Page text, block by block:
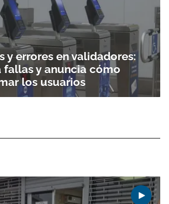
a nuestro boletín.
y errores en validadores:
fallas y anuncia cómo
los usuarios